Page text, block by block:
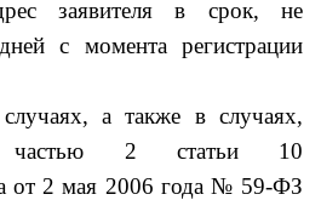
заявителя в срок, не
с момента регистрации
а также в случаях,
частью 2 статьи 10
от 2 мая 2006 года № 59-ФЗ